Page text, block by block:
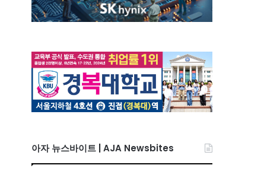
아자 뉴스바이트 | AJA Newsbites